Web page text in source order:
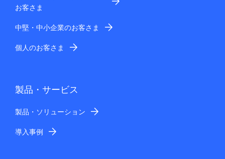
お客さま
中堅・中小企業のお客さま
個人のお客さま
製品・サービス
製品・ソリューション
導入事例